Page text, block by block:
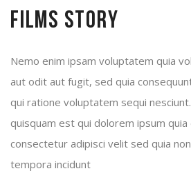
Films Story
Nemo enim ipsam voluptatem quia
aut odit aut fugit, sed quia
qui ratione voluptatem sequi
quisquam est qui dolorem ipsum
consectetur adipisci velit sed quia
tempora incidunt